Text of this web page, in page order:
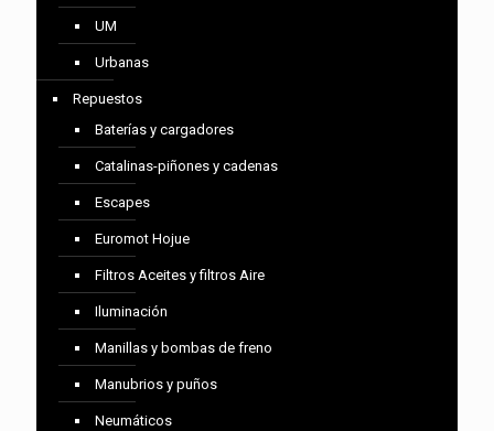
UM
Urbanas
Repuestos
Baterías y cargadores
Catalinas-piñones y cadenas
Escapes
Euromot Hojue
Filtros Aceites y filtros Aire
Iluminación
Manillas y bombas de freno
Manubrios y puños
Neumáticos